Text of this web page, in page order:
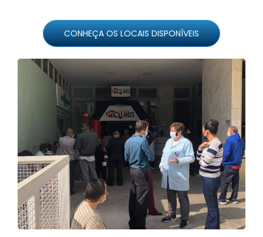
CONHEÇA OS LOCAIS DISPONÍVEIS